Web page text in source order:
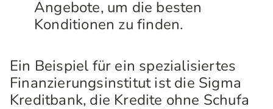
Angebote, um die besten
Konditionen zu finden.
Ein Beispiel für ein spezialisiertes
Finanzierungsinstitut ist die Sigma
Kreditbank, die Kredite ohne Schufa